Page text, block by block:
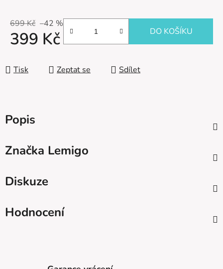
699 Kč –42 %
399 Kč DO KOŠÍKU
Tisk Zeptat se Sdílet
Popis
Značka Lemigo
Diskuze
Hodnocení